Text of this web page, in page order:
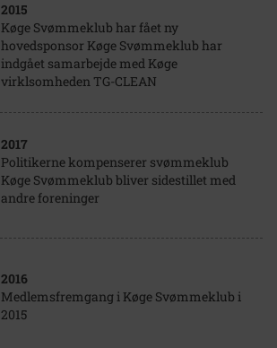
2015
Køge Svømmeklub har fået ny
hovedsponsor Køge Svømmeklub har
indgået samarbejde med Køge
virklsomheden TG-CLEAN
2017
Politikerne kompenserer svømmeklub
Køge Svømmeklub bliver sidestillet med
andre foreninger
2016
Medlemsfremgang i Køge Svømmeklub i
2015